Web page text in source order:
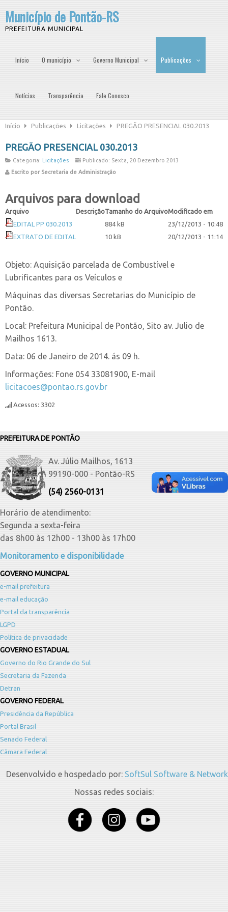
Município de Pontão-RS
PREFEITURA MUNICIPAL
Início O município Governo Municipal Publicações
Notícias Transparência Fale Conosco
Início Publicações Licitações PREGÃO PRESENCIAL 030.2013
PREGÃO PRESENCIAL 030.2013
Categoria: Licitações
Publicado: Sexta, 20 Dezembro 2013
Escrito por Secretaria de Administração
Arquivos para download
Arquivo DescriçãoTamanho do ArquivoModificado em
EDITAL PP 030.2013
884 kB
23/12/2013 - 10:48
EXTRATO DE EDITAL
10 kB 20/12/2013 - 11:14
Objeto: Aquisição parcelada de Combustível e
Lubrificantes para os Veículos e
Máquinas das diversas Secretarias do Município de
Pontão.
Local: Prefeitura Municipal de Pontão, Sito av. Julio de
Mailhos 1613.
Data: 06 de Janeiro de 2014. ás 09 h.
Informações: Fone 054 33081900, E-mail
licitacoes@pontao.rs.gov.br
Acessos: 3302
PREFEITURA DE PONTÃO
Av. Júlio Mailhos, 1613
99190-000 - Pontão-RS
(54) 2560-0131
Horário de atendimento:
Segunda a sexta-feira
das 8h00 às 12h00 - 13h00 às 17h00
Monitoramento e disponibilidade
GOVERNO MUNICIPAL
e-mail prefeitura
e-mail educação
Portal da transparência
LGPD
Política de privacidade
GOVERNO ESTADUAL
Governo do Rio Grande do Sul
Secretaria da Fazenda
Detran
GOVERNO FEDERAL
Presidência da República
Portal Brasil
Senado Federal
Câmara Federal
Desenvolvido e hospedado por: SoftSul Software & Network
Nossas redes sociais: